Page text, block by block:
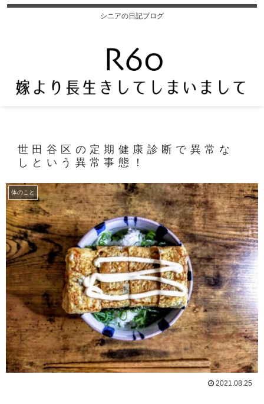
シニアの日記ブログ
世田谷区の定期健康診断で異常な
しという異常事態！
体のこと
2021.08.25